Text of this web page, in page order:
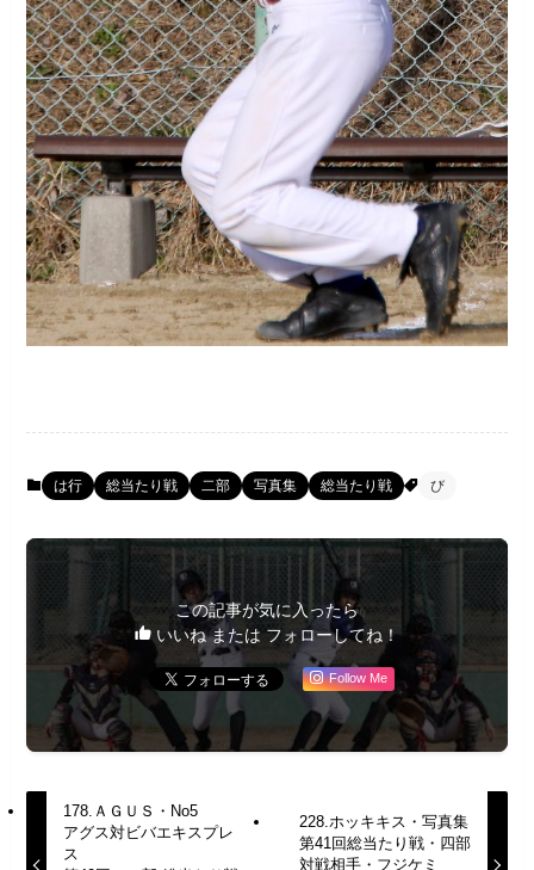
は行 総当たり戦 二部 写真集 総当たり戦 び
この記事が気に入ったら
いいね または フォローしてね！
Follow Me
178.ＡＧＵＳ・No5
アグス対ビバエキスプレ
ス
228.ホッキキス・写真集
第41回総当たり戦・四部
対戦相手・フジケミ